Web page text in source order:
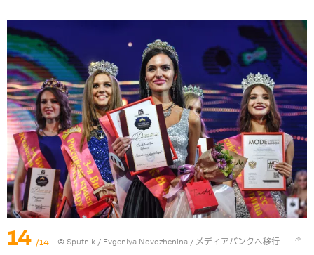
14 /14 © Sputnik / Evgeniya Novozhenina / メディアバンクへ移行